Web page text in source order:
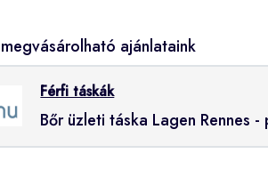
ajánlataink
Férfi táskák
Bőr üzleti táska Lagen Rennes -